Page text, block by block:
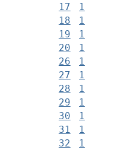
17
1
18
1
19
1
20
1
26
1
27
1
28
1
29
1
30
1
31
1
32
1